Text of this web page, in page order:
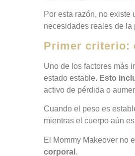
Por esta razón, no existe
necesidades reales de la
Primer criterio:
Uno de los factores más
estado estable. Esto
activo de pérdida o
Cuando el peso es
mientras el cuerpo aún
El Mommy Makeover no
corporal .